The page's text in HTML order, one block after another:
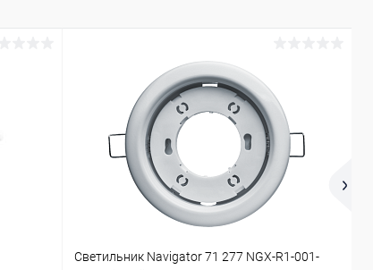
Светильник Navigator 71 277 NGX-R1-001-